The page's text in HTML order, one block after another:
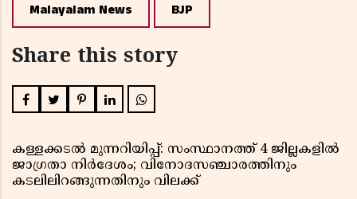
Malayalam News BJP
Share this story
കള്ളക്കടൽ മുന്നറിയിപ്പ്: സംസ്ഥാനത്ത് 4 ജില്ലകളിൽ
ജാഗ്രതാ നിർദേശം; വിനോദസഞ്ചാരത്തിനും
കടലിലിറങ്ങുന്നതിനും വിലക്ക്